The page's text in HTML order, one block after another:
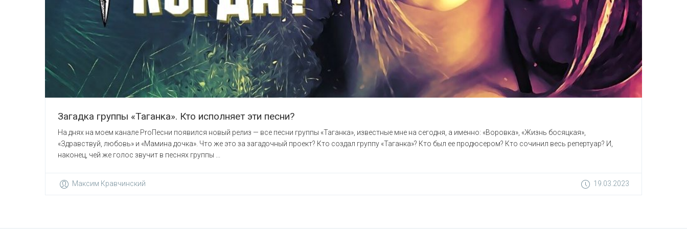
Загадка группы «Таганка». Кто исполняет эти песни?
На днях на моем канале ProПесни появился новый релиз — все песни группы «Таганка», известные мне на сегодня, а именно: «Воровка», «Жизнь босяцкая»,
«Здравствуй, любовь» и «Мамина дочка». Что же это за загадочный проект? Кто создал группу «Таганка»? Кто был ее продюсером? Кто сочинил весь репертуар? И,
наконец, чей же голос звучит в песнях группы ...
Максим Кравчинский 19.03.2023